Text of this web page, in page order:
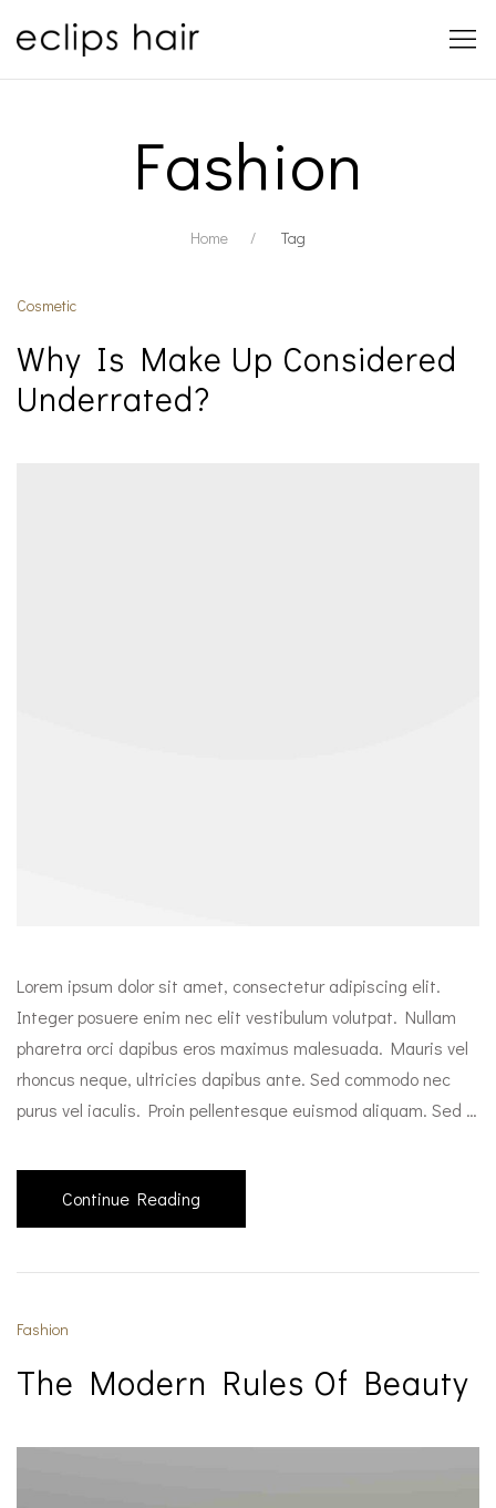
Fashion
Home Tag
Cosmetic
Why Is Make Up Considered
Underrated?
Lorem ipsum dolor sit amet, consectetur adipiscing elit.
Integer posuere enim nec elit vestibulum volutpat. Nullam
pharetra orci dapibus eros maximus malesuada. Mauris vel
rhoncus neque, ultricies dapibus ante. Sed commodo nec
purus vel iaculis. Proin pellentesque euismod aliquam. Sed …
Continue Reading
Fashion
The Modern Rules Of Beauty